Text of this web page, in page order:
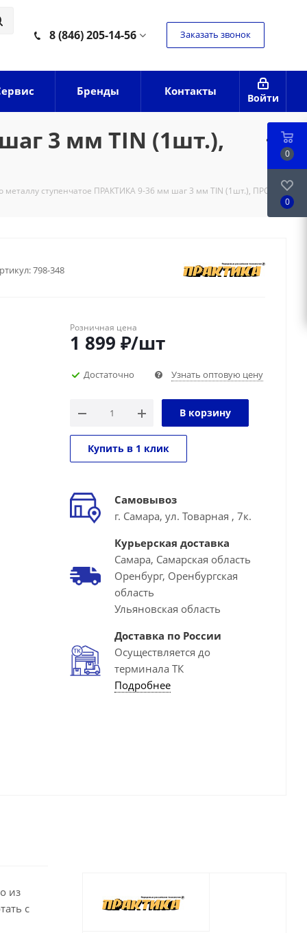
8 (846) 205-14-56 Заказать звонок
Войти
Бренды Контакты
3 мм TIN (1шт.),
металлу ступенчатое ПРАКТИКА 9-36 мм шаг 3 мм TIN (1шт.), ПРОФИ
798-348
Розничная цена
1 899 ₽/шт
Достаточно Узнать оптовую цену
В корзину
Купить в 1 клик
Самовывоз
г. Самара, ул. Товарная , 7к.
Курьерская доставка
Самара, Самарская область
Оренбург, Оренбургская
область
Ульяновская область
Доставка по России
Осуществляется до
терминала ТК
Подробнее
из
с
0
0